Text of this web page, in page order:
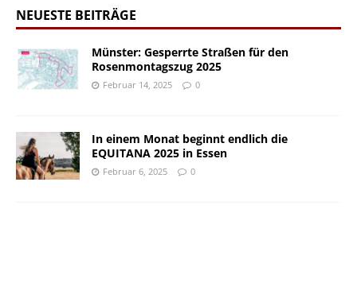
NEUESTE BEITRÄGE
Münster: Gesperrte Straßen für den
Rosenmontagszug 2025
Februar 14, 2025 0
In einem Monat beginnt endlich die
EQUITANA 2025 in Essen
Februar 6, 2025 0